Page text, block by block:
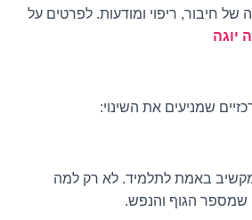
של חיבור, ריפוי ומודעות. לפרטים על
יוגה
שמניעים את השינוי:
באמת לתלמיד. לא רק למה
שמספר הגוף והנפש.